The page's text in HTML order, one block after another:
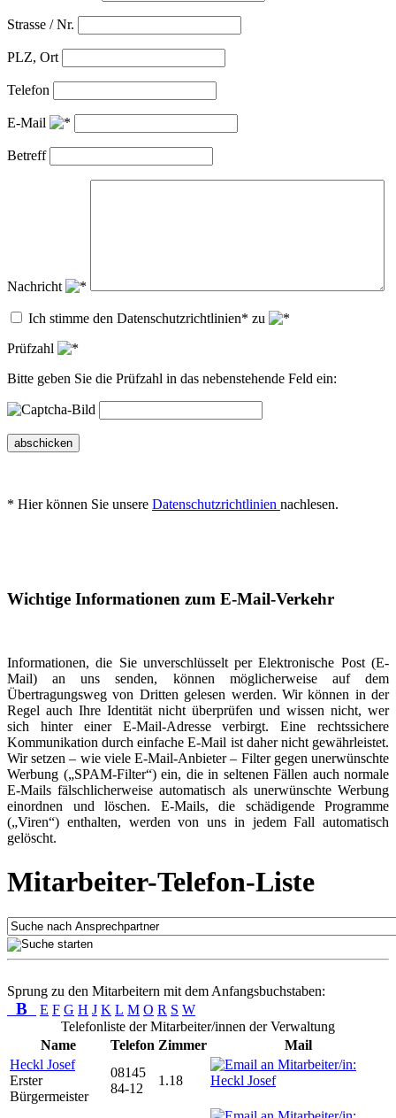
Strasse / Nr.
PLZ, Ort
Telefon
E-Mail
Betreff
Nachricht
Ich stimme den Datenschutzrichtlinien* zu
Prüfzahl
Bitte geben Sie die Prüfzahl in das nebenstehende Feld ein:
abschicken
* Hier können Sie unsere Datenschutzrichtlinien nachlesen.
Wichtige Informationen zum E-Mail-Verkehr
Informationen, die Sie unverschlüsselt per Elektronische Post (E-
Mail) an uns senden, können möglicherweise auf dem
Übertragungsweg von Dritten gelesen werden. Wir können in der
Regel auch Ihre Identität nicht überprüfen und wissen nicht, wer
sich hinter einer E-Mail-Adresse verbirgt. Eine rechtssichere
Kommunikation durch einfache E-Mail ist daher nicht gewährleistet.
Wir setzen – wie viele E-Mail-Anbieter – Filter gegen unerwünschte
Werbung („SPAM-Filter“) ein, die in seltenen Fällen auch normale
E-Mails fälschlicherweise automatisch als unerwünschte Werbung
einordnen und löschen. E-Mails, die schädigende Programme
(„Viren“) enthalten, werden von uns in jedem Fall automatisch
gelöscht.
Mitarbeiter-Telefon-Liste
Sprung zu den Mitarbeitern mit dem Anfangsbuchstaben:
B E F G H J K L M O R S W
Telefonliste der Mitarbeiter/innen der Verwaltung
Name
Telefon Zimmer
Mail
Heckl Josef
Erster
Bürgermeister
08145
84-12
1.18